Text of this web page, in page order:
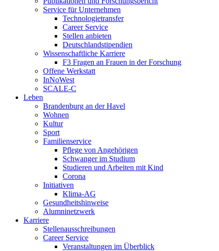
Service für Unternehmen
Technologietransfer
Career Service
Stellen anbieten
Deutschlandstipendien
Wissenschaftliche Karriere
F3 Fragen an Frauen in der Forschung
Offene Werkstatt
InNoWest
SCALE-C
Leben
Brandenburg an der Havel
Wohnen
Kultur
Sport
Familienservice
Pflege von Angehörigen
Schwanger im Studium
Studieren und Arbeiten mit Kind
Corona
Initiativen
Klima-AG
Gesundheitshinweise
Alumninetzwerk
Karriere
Stellenausschreibungen
Career Service
Veranstaltungen im Überblick